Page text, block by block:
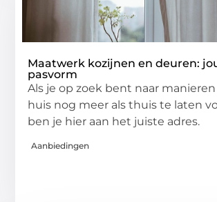
Maatwerk kozijnen en deuren:
pasvorm
Als je op zoek bent naar
huis nog meer als thuis te laten
ben je hier aan het juiste adres.
Aanbiedingen